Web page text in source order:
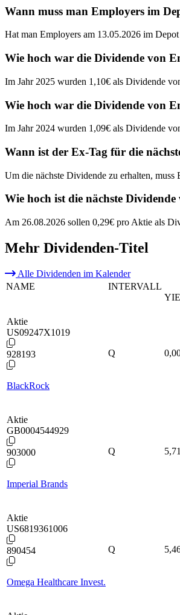
Wann muss man Employers im
Hat man Employers am 13.05.2026 im
Wie hoch war die Dividende von
Im Jahr 2025 wurden 1,10€ als Dividende
Wie hoch war die Dividende von
Im Jahr 2024 wurden 1,09€ als Dividende
Wann ist der Ex-Tag für die
Um die nächste Dividende zu erhalten,
Wie hoch ist die nächste
Am 26.08.2026 sollen 0,29€ pro Aktie als
Mehr Dividenden-Titel
Alle Dividenden im Kalender
NAME
INTERVALL
Aktie
US09247X1019
928193
BlackRock
Q
Aktie
GB0004544929
903000
Imperial Brands
Q 5,71
Aktie
US6819361006
890454
Omega Healthcare Invest.
Q